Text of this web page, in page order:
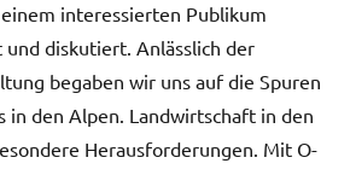
interessierten Publikum
diskutiert. Anlässlich der
begaben wir uns auf die Spuren
in den Alpen. Landwirtschaft in den
Herausforderungen. Mit O-